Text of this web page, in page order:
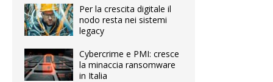
Per la crescita digitale il
nodo resta nei sistemi
legacy
Cybercrime e PMI: cresce
la minaccia ransomware
in Italia